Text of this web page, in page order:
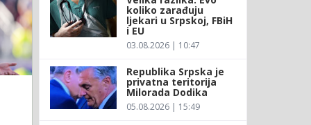
koliko zarađuju
ljekari u Srpskoj, FBiH
i EU
03.08.2026 | 10:47
Republika Srpska je
privatna teritorija
Milorada Dodika
05.08.2026 | 15:49